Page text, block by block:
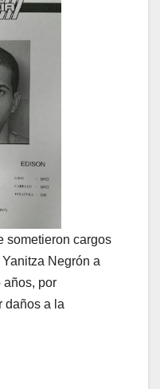
sometieron cargos
Negrón a
años, por
daños a la